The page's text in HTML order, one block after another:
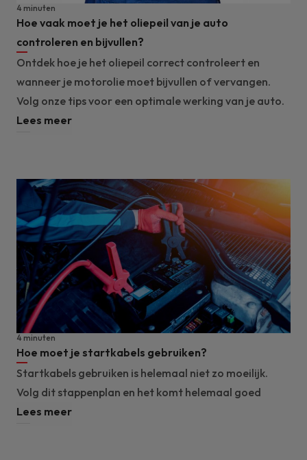
Hoe vaak moet je het oliepeil van je auto
controleren en bijvullen?
4 minuten
Ontdek hoe je het oliepeil correct controleert en
wanneer je motorolie moet bijvullen of vervangen.
Volg onze tips voor een optimale werking van je auto.
Lees meer
Hoe moet je startkabels gebruiken?
4 minuten
Startkabels gebruiken is helemaal niet zo moeilijk.
Volg dit stappenplan en het komt helemaal goed
Lees meer